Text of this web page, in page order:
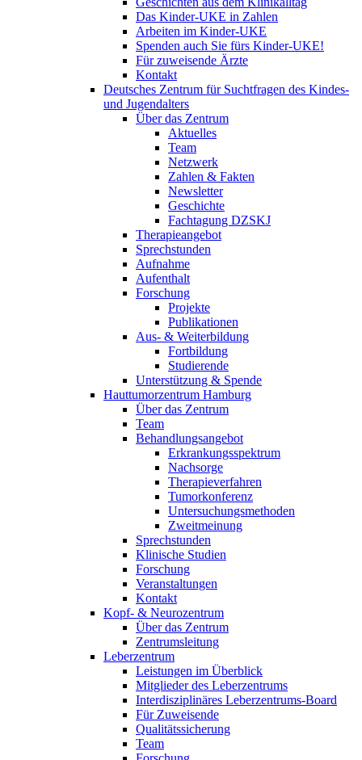
Das Kinder-UKE in Zahlen
Arbeiten im Kinder-UKE
Spenden auch Sie fürs Kinder-UKE!
Für zuweisende Ärzte
Kontakt
Deutsches Zentrum für Suchtfragen des Kindes-
und Jugendalters
Über das Zentrum
Aktuelles
Team
Netzwerk
Zahlen & Fakten
Newsletter
Geschichte
Fachtagung DZSKJ
Therapieangebot
Sprechstunden
Aufnahme
Aufenthalt
Forschung
Projekte
Publikationen
Aus- & Weiterbildung
Fortbildung
Studierende
Unterstützung & Spende
Hauttumorzentrum Hamburg
Über das Zentrum
Team
Behandlungsangebot
Erkrankungsspektrum
Nachsorge
Therapieverfahren
Tumorkonferenz
Untersuchungsmethoden
Zweitmeinung
Sprechstunden
Klinische Studien
Forschung
Veranstaltungen
Kontakt
Kopf- & Neurozentrum
Über das Zentrum
Zentrumsleitung
Leberzentrum
Leistungen im Überblick
Mitglieder des Leberzentrums
Interdisziplinäres Leberzentrums-Board
Für Zuweisende
Qualitätssicherung
Team